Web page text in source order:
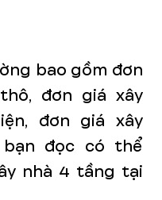
bao gồm đơn
đơn giá xây
đơn giá xây
đọc có thể
nhà 4 tầng tại